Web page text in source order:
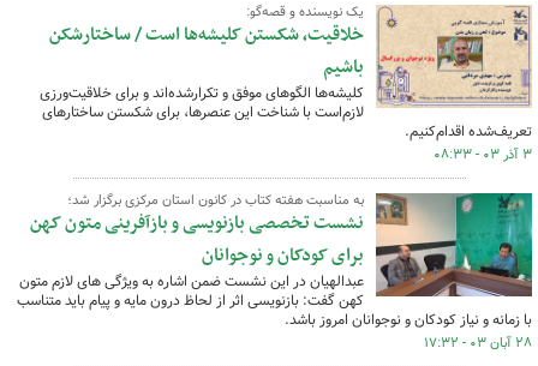
یک نویسنده و قصه‌گو:
خلاقیت، شکستن کلیشه‌ها است / ساختارشکن
‌باشیم
کلیشه‌ها الگوهای موفق و تکرارشده‌اند و برای خلاقیت‌ورزی
لازم‌است با شناخت این عنصرها، برای شکستن ساختارهای
تعریف‌شده اقدام‌کنیم.
۳ آذر ۰۳ - ۰۸:۳۳
به مناسبت هفته کتاب در کانون استان مرکزی برگزار شد؛
نشست تخصصی بازنویسی و بازآفرینی متون کهن
برای کودکان و نوجوانان
عبدالهیان در این نشست ضمن اشاره به ویژگی های لازم متون
کهن گفت: بازنویسی اثر از لحاظ درون مایه و پیام باید متناسب
با زمانه و نیاز کودکان و نوجوانان امروز باشد.
۲۸ آبان ۰۳ - ۱۷:۳۲